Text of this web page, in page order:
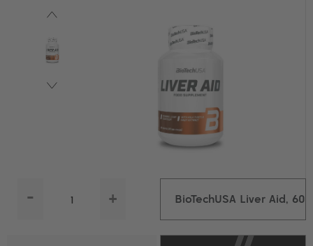
- + BioTechUSA Liver Aid, 60